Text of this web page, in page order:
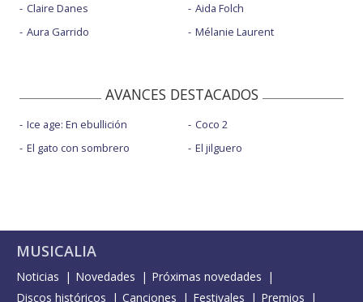
Claire Danes
Aura Garrido
Aida Folch
Mélanie Laurent
AVANCES DESTACADOS
Ice age: En ebullición
El gato con sombrero
Coco 2
El jilguero
MUSICALIA
Noticias Novedades
Próximas novedades
Discos históricos
Canciones Festivales
Premios